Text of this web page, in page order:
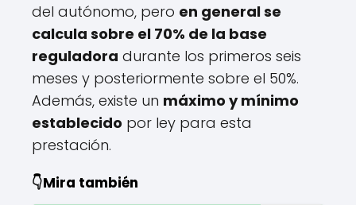
del autónomo, pero en general se
calcula sobre el 70% de la base
reguladora durante los primeros seis
meses y posteriormente sobre el 50%.
Además, existe un máximo y mínimo
establecido por ley para esta
prestación.
👇Mira también